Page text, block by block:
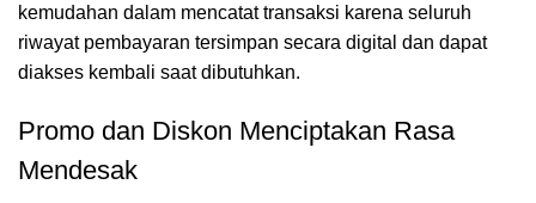
kemudahan dalam mencatat transaksi karena seluruh
riwayat pembayaran tersimpan secara digital dan dapat
diakses kembali saat dibutuhkan.
Promo dan Diskon Menciptakan Rasa
Mendesak